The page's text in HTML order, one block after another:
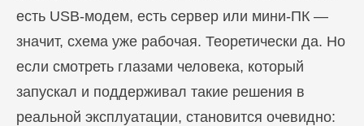
есть USB-модем, есть сервер или мини-ПК —
значит, схема уже рабочая. Теоретически да. Но
если смотреть глазами человека, который
запускал и поддерживал такие решения в
реальной эксплуатации, становится очевидно: